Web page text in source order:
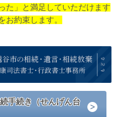
た」と満足していただけます
お約束します。
手続き（せんげん台